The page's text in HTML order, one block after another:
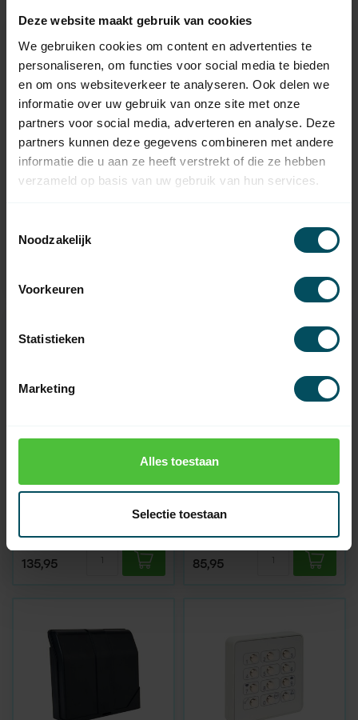
Deze website maakt gebruik van cookies
We gebruiken cookies om content en advertenties te
personaliseren, om functies voor social media te bieden
en om ons websiteverkeer te analyseren. Ook delen we
informatie over uw gebruik van onze site met onze
partners voor social media, adverteren en analyse. Deze
partners kunnen deze gegevens combineren met andere
informatie die u aan ze heeft verstrekt of die ze hebben
verzameld op basis van uw gebruik van hun services.
Noodzakelijk
Voorkeuren
Statistieken
Marketing
Alles toestaan
Selectie toestaan
Auf Lager
135,95
Light HF 1/2
85,95